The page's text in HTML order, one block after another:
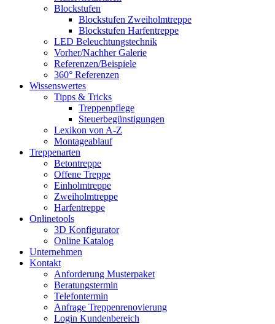
Blockstufen
Blockstufen Zweiholmtreppe
Blockstufen Harfentreppe
LED Beleuchtungstechnik
Vorher/Nachher Galerie
Referenzen/Beispiele
360° Referenzen
Wissenswertes
Tipps & Tricks
Treppenpflege
Steuerbegünstigungen
Lexikon von A-Z
Montageablauf
Treppenarten
Betontreppe
Offene Treppe
Einholmtreppe
Zweiholmtreppe
Harfentreppe
Onlinetools
3D Konfigurator
Online Katalog
Unternehmen
Kontakt
Anforderung Musterpaket
Beratungstermin
Telefontermin
Anfrage Treppenrenovierung
Login Kundenbereich